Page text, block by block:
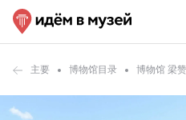
主要 博物馆目录 博物馆 梁赞